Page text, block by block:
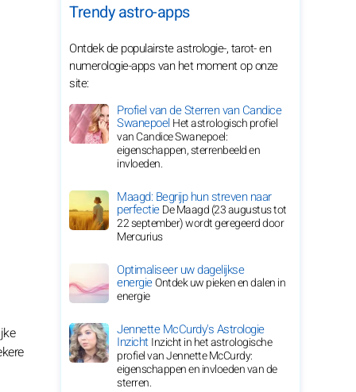
Trendy astro-apps
Ontdek de populairste astrologie-, tarot- en
numerologie-apps van het moment op onze
site:
Profiel van de Sterren van Candice
SwanepoelHet astrologisch profiel
van Candice Swanepoel:
eigenschappen, sterrenbeeld en
invloeden.
Maagd: Begrijp hun streven naar
perfectieDe Maagd (23 augustus tot
22 september) wordt geregeerd door
Mercurius
Optimaliseer uw dagelijkse
energieOntdek uw pieken en dalen in
energie
Jennette McCurdy's Astrologie
InzichtInzicht in het astrologische
profiel van Jennette McCurdy:
eigenschappen en invloeden van de
sterren.